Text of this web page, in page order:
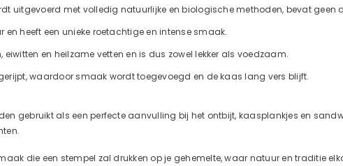
uitgevoerd met volledig natuurlijke en biologische methoden, bevat geen
heeft een unieke roetachtige en intense smaak.
en heilzame vetten en is dus zowel lekker als voedzaam.
waardoor smaak wordt toegevoegd en de kaas lang vers blijft.
gebruikt als een perfecte aanvulling bij het ontbijt, kaasplankjes en
die een stempel zal drukken op je gehemelte, waar natuur en traditie